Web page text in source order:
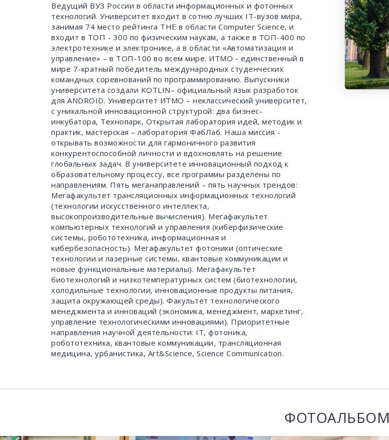
Ведущий ВУЗ России в области информационных и фотонных
технологий. Университет входит в сотню лучших IT-вузов мира,
занимая 74 место рейтинга THE в области Computer Science, и
входит в ТОП - 300 по физическим наукам, а также в ТОП-400 по
электротехнике и электронике, а в области «Автоматизация и
управление» – в ТОП-100 во всем мире. ИТМО - единственный в
мире 7-кратный победитель международных студенческих
командных соревнований по программированию. Выпускники
университета создали KOTLIN– официальный язык разработок
для ANDROID. Университет ИТМО – неклассический университет,
с уникальной инновационной структурой: два бизнес-
инкубатора, Технопарк, Открытая лаборатория идей, методик и
практик, мастерская – лаборатория ФабЛаб. Наша миссия -
открывать возможности для гармоничного развития
конкурентоспособной личности и вдохновлять на решение
глобальных задач. В университете инновационный подход к
образовательному процессу, все программы разделены по
направлениям. Пять меганаправлений – пять научных трендов:
Мегафакультет трансляционных информационных технологий
(технологии искусственного интеллекта,
высокопроизводительные вычисления). Мегафакультет
компьютерных технологий и управления (киберфизические
системы, робототехника, информационная и
кибербезопасность). Мегафакультет фотоники (оптические
технологии и лазерные системы, квантовые коммуникации и
новые функциональные материалы). Мегафакультет
биотехнологий и низкотемпературных систем (биотехнологии,
холодильные технологии, инновационные продукты питания,
защита окружающей среды). Факультет технологического
менеджмента и инноваций (экономика, менеджмент, маркетинг,
управление технологическими инновациями). Приоритетные
направления научной деятельности: IT, фотоника,
робототехника, квантовые коммуникации, трансляционная
медицина, урбанистика, Art&Science, Science Communication.
ФОТОАЛЬБОМ